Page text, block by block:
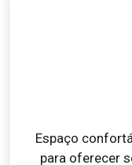
Espaço
para oferecer